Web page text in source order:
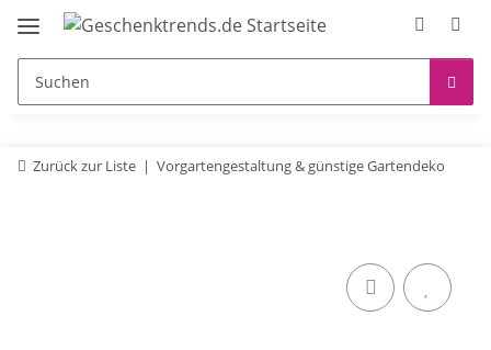
Zurück zur Liste Vorgartengestaltung & günstige Gartendeko